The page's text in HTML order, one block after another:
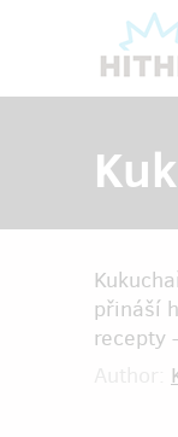
přináší
recepty